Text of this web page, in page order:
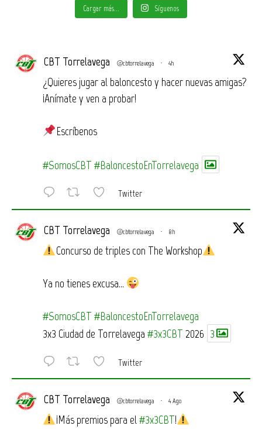
Cargar más... Síguenos
CBT Torrelavega @cbtorrelavega · 4h
¿Quieres jugar al baloncesto y hacer nuevas amigas?
¡Anímate y ven a probar!
Escríbenos
#SomosCBT #BaloncestoEnTorrelavega
Twitter
CBT Torrelavega @cbtorrelavega · 8h
Concurso de triples con The Workshop
Ya no tienes excusa…
#SomosCBT #BaloncestoEnTorrelavega
3x3 Ciudad de Torrelavega#3x3CBT 2026 3
Twitter
CBT Torrelavega @cbtorrelavega · 4 Ago
¡Más premios para el#3x3CBT!